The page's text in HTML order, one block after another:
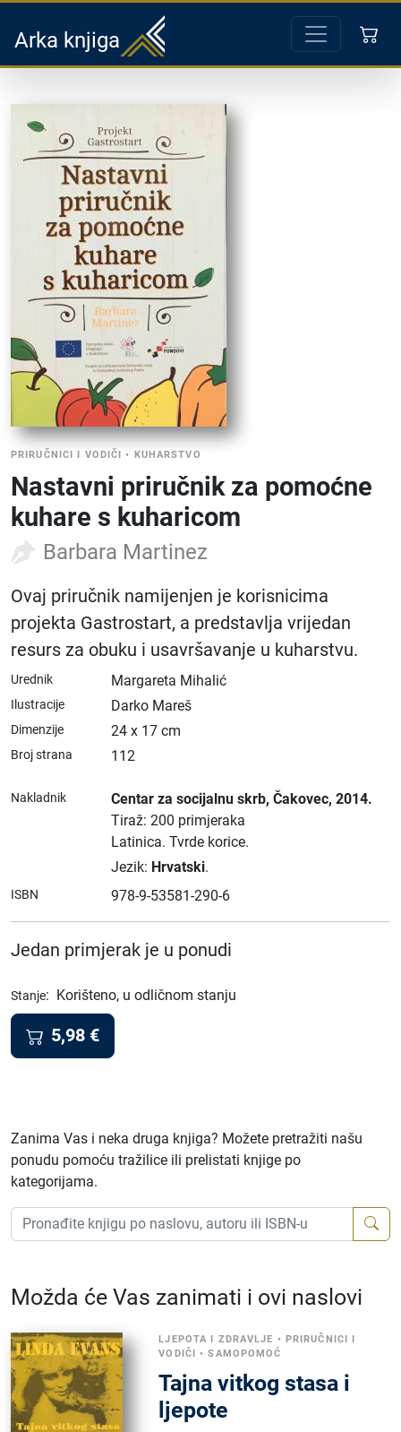
Arka knjiga
PRIRUČNICI I VODIČI • KUHARSTVO
Nastavni priručnik za pomoćne
kuhare s kuharicom
Barbara Martinez
Ovaj priručnik namijenjen je korisnicima
projekta Gastrostart, a predstavlja vrijedan
resurs za obuku i usavršavanje u kuharstvu.
Urednik Margareta Mihalić
Ilustracije Darko Mareš
Dimenzije 24 x 17 cm
Broj strana 112
Nakladnik Centar za socijalnu skrb, Čakovec, 2014.
Tiraž: 200 primjeraka
Latinica. Tvrde korice.
Jezik: Hrvatski.
ISBN 978-9-53581-290-6
Jedan primjerak je u ponudi
Stanje: Korišteno, u odličnom stanju
5,98 €
Zanima Vas i neka druga knjiga? Možete pretražiti našu
ponudu pomoću tražilice ili prelistati knjige po
kategorijama.
Možda će Vas zanimati i ovi naslovi
LJEPOTA I ZDRAVLJE • PRIRUČNICI I
VODIČI •SAMOPOMOĆ
Tajna vitkog stasa i
ljepote